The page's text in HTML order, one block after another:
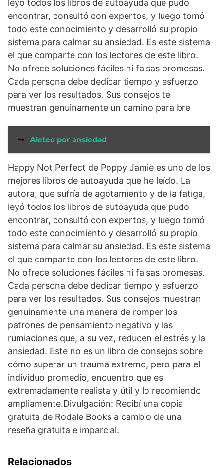
leyó todos los libros de autoayuda que pudo
encontrar, consultó con expertos, y luego tomó
todo este conocimiento y desarrolló su propio
sistema para calmar su ansiedad. Es este sistema
el que comparte con los lectores de este libro.
No ofrece soluciones fáciles ni falsas promesas.
Cada persona debe dedicar tiempo y esfuerzo
para ver los resultados. Sus consejos te
muestran genuinamente un camino para bre
➞ Aleteo por ansiedad
Happy Not Perfect de Poppy Jamie es uno de los
mejores libros de autoayuda que he leído. La
autora, que sufría de agotamiento y de la fatiga,
leyó todos los libros de autoayuda que pudo
encontrar, consultó con expertos, y luego tomó
todo este conocimiento y desarrolló su propio
sistema para calmar su ansiedad. Es este sistema
el que comparte con los lectores de este libro.
No ofrece soluciones fáciles ni falsas promesas.
Cada persona debe dedicar tiempo y esfuerzo
para ver los resultados. Sus consejos muestran
genuinamente una manera de romper los
patrones de pensamiento negativo y las
rumiaciones que, a su vez, reducen el estrés y la
ansiedad. Este no es un libro de consejos sobre
cómo superar un trauma extremo, pero para el
individuo promedio, encuentro que es
extremadamente realista y útil y lo recomiendo
ampliamente.Divulgación: Recibí una copia
gratuita de Rodale Books a cambio de una
reseña gratuita e imparcial.
Relacionados